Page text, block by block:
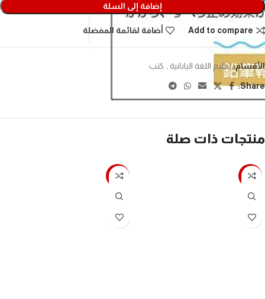
إضافة إلى السلة
Add to compare أضافة لقائمة المفضلة
الأقسام:تعليم اللغة اليابانية كتب
Share:
منتجات ذات صلة
-7%
-7%